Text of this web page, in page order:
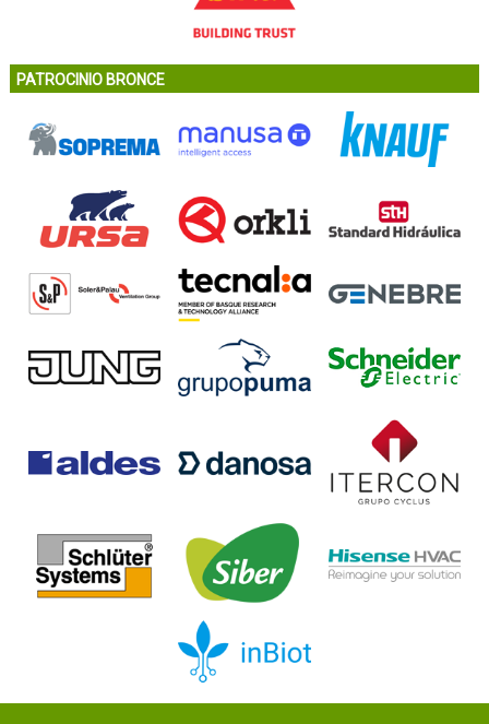
PATROCINIO BRONCE